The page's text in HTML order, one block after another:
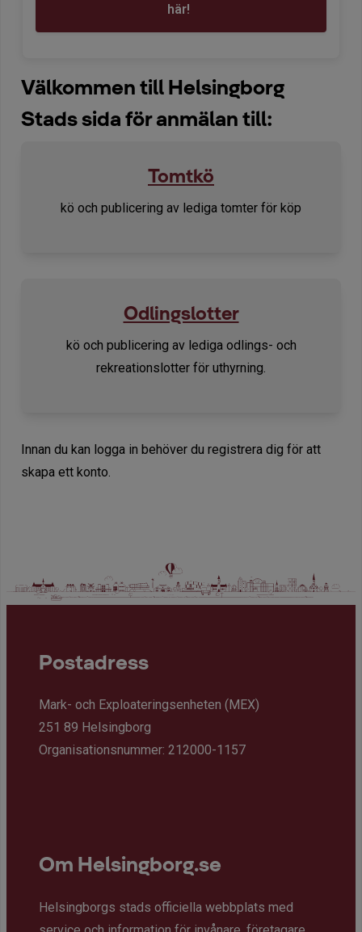
här!
Välkommen till Helsingborg
Stads sida för anmälan till:
Tomtkö
kö och publicering av lediga tomter för köp
Odlingslotter
kö och publicering av lediga odlings- och
rekreationslotter för uthyrning.
Innan du kan logga in behöver du registrera dig för att
skapa ett konto.
Postadress
Mark- och Exploateringsenheten (MEX)
251 89 Helsingborg
Organisationsnummer: 212000-1157
Om Helsingborg.se
Helsingborgs stads officiella webbplats med